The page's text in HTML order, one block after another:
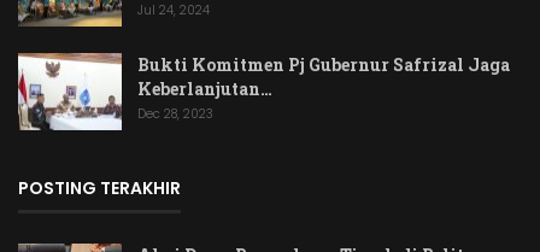
Jul 24, 2024
Bukti Komitmen Pj Gubernur Safrizal Jaga
Keberlanjutan…
Dec 28, 2023
POSTING TERAKHIR